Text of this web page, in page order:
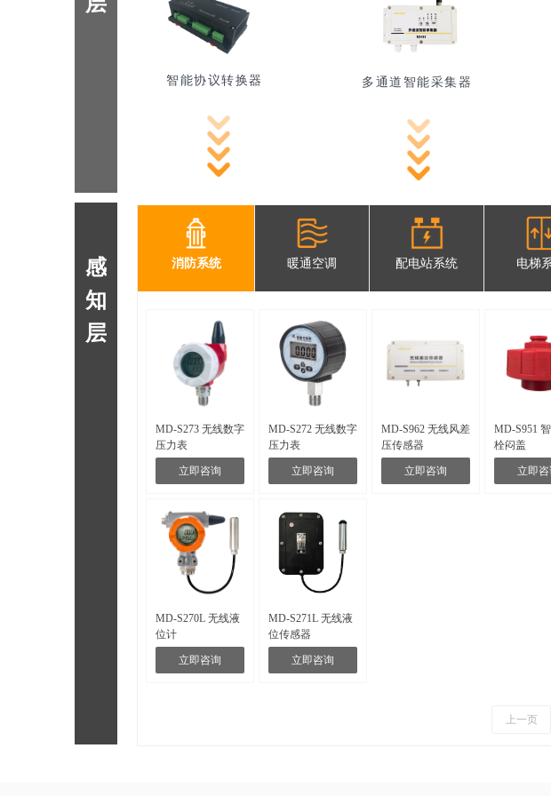
智能协议转换器 多通道智能采集器
消防系统 暖通空调 配电站系统 电梯
MD-S273 无线数字
压力表
立即咨询
MD-S272 无线数字
压力表
立即咨询
MD-S962 无线风差
压传感器
立即咨询
MD-S951
栓闷盖
立即咨
MD-S270L 无线液
位计
立即咨询
MD-S271L 无线液
位传感器
立即咨询
上一页
感
知
层